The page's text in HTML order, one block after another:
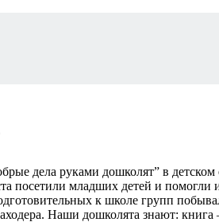
дела руками дошколят” в
посетили младших детей и
к школе групп
Наши дошколята знают: